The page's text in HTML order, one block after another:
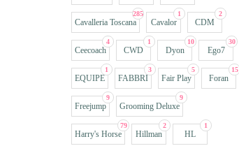
285
Cavalleria Toscana
1
Cavalor
2
CDM
4
Ceecoach
1
CWD
10
Dyon
30
Ego7
1
EQUIPE
3
FABBRI
5
Fair Play
15
Foran
9
Freejump
9
Grooming Deluxe
79
Harry's Horse
2
Hillman
1
HL